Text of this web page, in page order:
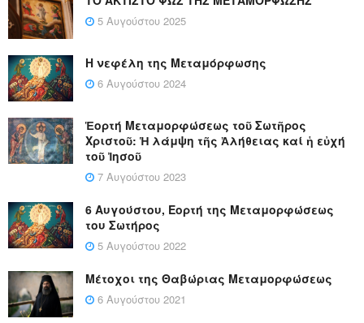
5 Αυγούστου 2025
Η νεφέλη της Μεταμόρφωσης
6 Αυγούστου 2024
Ἑορτή Μεταμορφώσεως τοῦ Σωτῆρος
Χριστοῦ: Ἡ λάμψη τῆς Ἀλήθειας καί ἡ εὐχή
τοῦ Ἰησοῦ
7 Αυγούστου 2023
6 Αυγούστου, Εορτή της Μεταμορφώσεως
του Σωτήρος
5 Αυγούστου 2022
Μέτοχοι της Θαβώριας Μεταμορφώσεως
6 Αυγούστου 2021